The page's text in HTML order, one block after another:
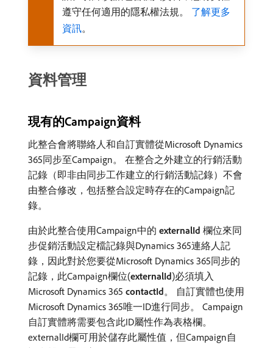
遵守任何適用的隱私權法規。 了解更多
資訊。
資料管理
現有的Campaign資料
此整合會將聯絡人和自訂實體從Microsoft Dynamics
365同步至Campaign。 在整合之外建立的行銷活動
記錄（即非由同步工作建立的行銷活動記錄）不會
由整合修改，包括整合設定時存在的Campaign記
錄。
由於此整合使用Campaign中的​ externalId ​欄位來同
步促銷活動設定檔記錄與Dynamics 365連絡人記
錄，因此對於您要從Microsoft Dynamics 365同步的
記錄，此Campaign欄位(externalId)必須填入
Microsoft Dynamics 365 contactId。 自訂實體也使用
Microsoft Dynamics 365唯一ID進行同步。 Campaign
自訂實體將需要包含此ID屬性作為表格欄。
externalId欄可用於儲存此屬性值，但Campaign自